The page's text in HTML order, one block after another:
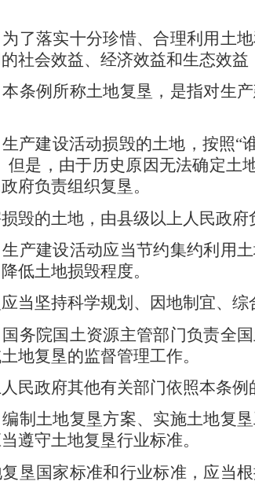
了落实十分珍惜、合理利用土
社会效益、经济效益和生态效
条例所称土地复垦，是指对生
产建设活动损毁的土地，按照“
但是，由于历史原因无法确定土
府负责组织复垦。
毁的土地，由县级以上人民政府
产建设活动应当节约集约利用
低土地损毁程度。
当坚持科学规划、因地制宜、
务院国土资源主管部门负责全
地复垦的监督管理工作。
民政府其他有关部门依照本条例
制土地复垦方案、实施土地复
遵守土地复垦行业标准。
垦国家标准和行业标准，应当